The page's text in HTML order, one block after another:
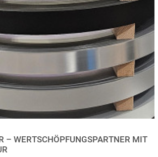
– WERTSCHÖPFUNGSPARTNER MIT